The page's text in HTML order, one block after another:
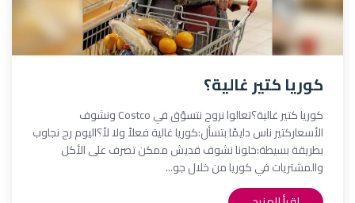
كوريا كتير غالية؟
كوريا كتير غالية؟تعالوا نروح نتسوّق في Costco ونشوف
الأسعاركتير ناس دايمًا بتسأل:كوريا غالية فعلاً ولا لأ؟اليوم رح نجاوب
بطريقة بسيطة:خلونا نشوف قديش ممكن تصرف على الأكل
والمشتريات في كوريا من خلال جو...